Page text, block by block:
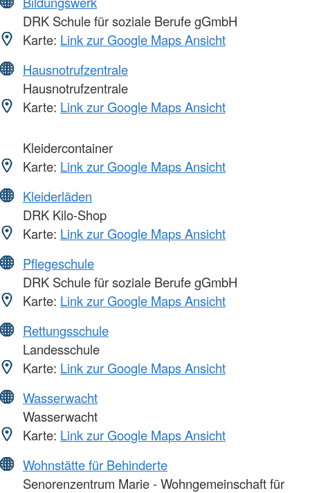
DRK Schule für soziale Berufe gGmbH
Karte: Link zur Google Maps Ansicht
Hausnotrufzentrale
Hausnotrufzentrale
Karte: Link zur Google Maps Ansicht
Kleidercontainer
Karte: Link zur Google Maps Ansicht
Kleiderläden
DRK Kilo-Shop
Karte: Link zur Google Maps Ansicht
Pflegeschule
DRK Schule für soziale Berufe gGmbH
Karte: Link zur Google Maps Ansicht
Rettungsschule
Landesschule
Karte: Link zur Google Maps Ansicht
Wasserwacht
Wasserwacht
Karte: Link zur Google Maps Ansicht
Wohnstätte für Behinderte
Senorenzentrum Marie - Wohngemeinschaft für